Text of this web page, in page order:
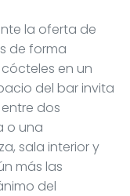
la oferta de
de forma
en un
del bar invita
dos
o una
sala interior y
más las
del